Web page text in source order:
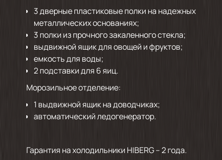
3 дверные пластиковые полки на надежных
металлических основаниях;
3 полки из прочного закаленного стекла;
выдвижной ящик для овощей и фруктов;
емкость для воды;
2 подставки для 6 яиц.
Морозильное отделение:
1 выдвижной ящик на доводчиках;
автоматический ледогенератор.
Гарантия на холодильники HIBERG – 2 года.